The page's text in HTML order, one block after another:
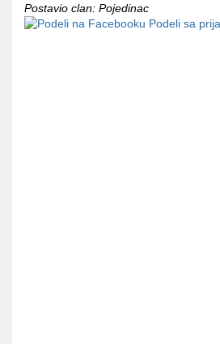
Postavio clan: Pojedinac
Podeli sa